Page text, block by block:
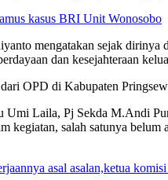
kasus BRI Unit Wonosobo
mengatakan sejak
dan kesejahteraan
OPD di Kabupaten
Laila, Pj Sekda M.Andi
kegiatan, salah satunya
asal asalan,ketua